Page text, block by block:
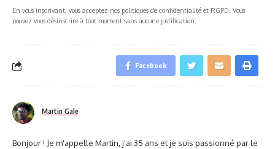
En vous inscrivant, vous acceptez nos politiques de confidentialité et RGPD. Vous
pouvez vous désinscrire à tout moment sans aucune justification.
Facebook
Martin Gale
Bonjour ! Je m'appelle Martin, j'ai 35 ans et je suis passionné par le